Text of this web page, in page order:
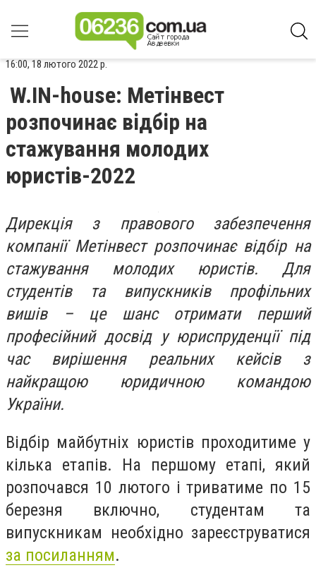
16:00, 18 лютого 2022 р.
W.IN-house: Метінвест
розпочинає відбір на
стажування молодих
юристів-2022
Дирекція з правового забезпечення
компанії Метінвест розпочинає відбір на
стажування молодих юристів. Для
студентів та випускників профільних
вишів – це шанс отримати перший
професійний досвід у юриспруденціїпід
час вирішення реальних кейсів з
найкращою юридичною командою
України.
Відбір майбутніх юристів проходитиме у
кілька етапів. На першому етапі, який
розпочався 10 лютого і триватиме по 15
березня включно, студентам та
випускникам необхідно зареєструватися
за посиланням.